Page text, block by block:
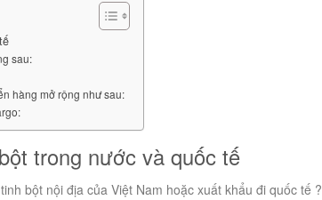
sau:
hàng mở rộng như sau:
trong nước và quốc tế
bột nội địa của Việt Nam hoặc xuất khẩu đi quốc tế ?